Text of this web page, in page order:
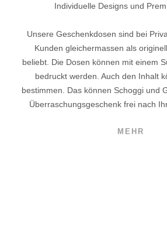
Individuelle Designs und
Unsere Geschenkdosen sind bei
Kunden gleichermassen als
beliebt. Die Dosen können mit einem
bedruckt werden. Auch den Inhalt
bestimmen. Das können Schoggi und
Überraschungsgeschenk frei nach
MEHR